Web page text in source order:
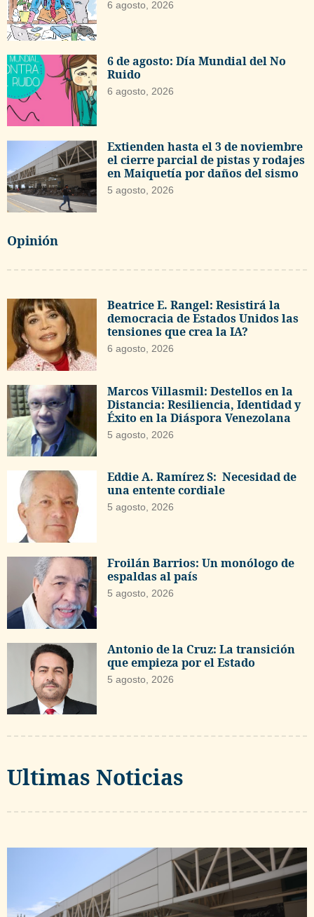
6 agosto, 2026
6 de agosto: Día Mundial del No
Ruido
6 agosto, 2026
Extienden hasta el 3 de noviembre
el cierre parcial de pistas y rodajes
en Maiquetía por daños del sismo
5 agosto, 2026
Opinión
Beatrice E. Rangel: Resistirá la
democracia de Estados Unidos las
tensiones que crea la IA?
6 agosto, 2026
Marcos Villasmil: Destellos en la
Distancia: Resiliencia, Identidad y
Éxito en la Diáspora Venezolana
5 agosto, 2026
Eddie A. Ramírez S: Necesidad de
una entente cordiale
5 agosto, 2026
Froilán Barrios: Un monólogo de
espaldas al país
5 agosto, 2026
Antonio de la Cruz: La transición
que empieza por el Estado
5 agosto, 2026
Ultimas Noticias